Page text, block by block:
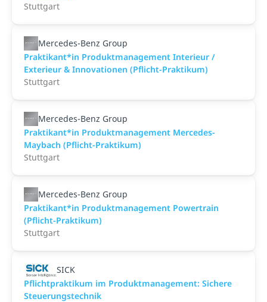
Stuttgart
Mercedes-Benz Group
Praktikant*in Produktmanagement Interieur /
Exterieur & Innovationen (Pflicht-Praktikum)
Stuttgart
Mercedes-Benz Group
Praktikant*in Produktmanagement Mercedes-
Maybach (Pflicht-Praktikum)
Stuttgart
Mercedes-Benz Group
Praktikant*in Produktmanagement Powertrain
(Pflicht-Praktikum)
Stuttgart
SICK
Pflichtpraktikum im Produktmanagement: Sichere
Steuerungstechnik